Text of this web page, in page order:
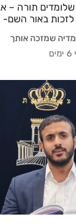
תורה –
לזכות באור השם-
שמזכה אותך